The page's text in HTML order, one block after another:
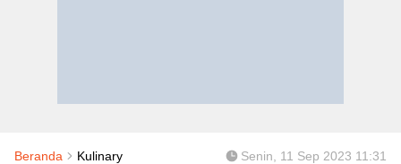
Beranda Kulinary Senin, 11 Sep 2023 11:31